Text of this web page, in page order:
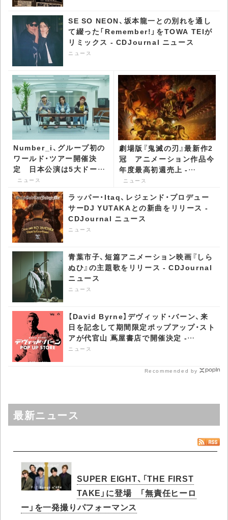
SE SO NEON、坂本龍一との別れを通し
て綴った「Remember!」をTOWA TEIが
リミックス - CDJournal ニュース
ニュース
Number_i、グループ初の
ワールド・ツアー開催決
定 日本公演は5大ドーム
で開催 - CDJournal ニュ
ース
ニュース
劇場版『鬼滅の刃』最新作2
冠 アニメーション作品今
年度最高初週売上 -
CDJournal ニュース
ニュース
ラッパー・Itaq、レジェンド・プロデュー
サーDJ YUTAKAとの新曲をリリース -
CDJournal ニュース
ニュース
青葉市子、短篇アニメーション映画『しら
ぬひ』の主題歌をリリース - CDJournal
ニュース
ニュース
【David Byrne】デヴィッド・バーン、来
日を記念して期間限定ポップアップ・スト
アが代官山 蔦屋書店で開催決定 -
CDJournal ニュース
ニュース
Recommended by
最新ニュース
SUPER EIGHT、「THE FIRST
TAKE」に登場 「無責任ヒーロ
ー」を一発撮りパフォーマンス